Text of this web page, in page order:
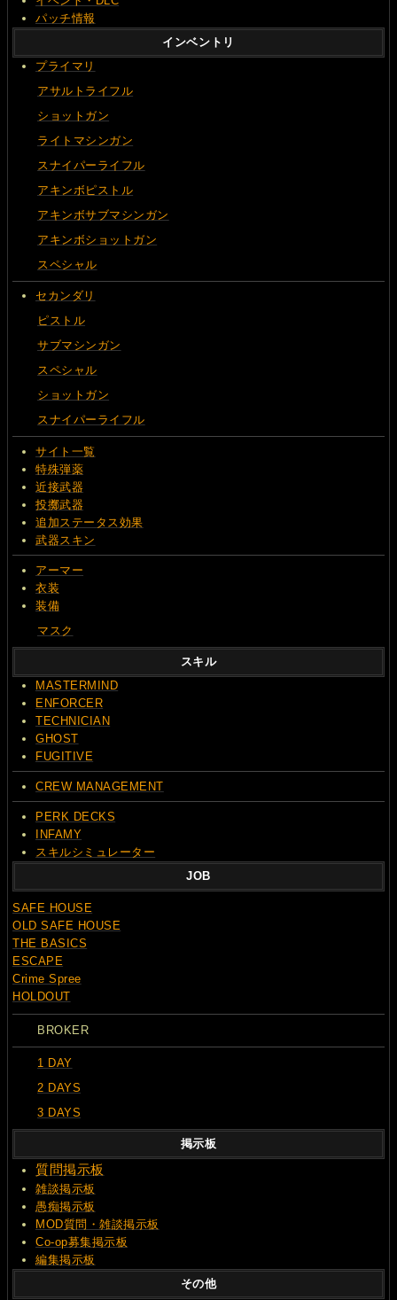
パッチ情報
インベントリ
プライマリ
アサルトライフル
ショットガン
ライトマシンガン
スナイパーライフル
アキンボピストル
アキンボサブマシンガン
アキンボショットガン
スペシャル
セカンダリ
ピストル
サブマシンガン
スペシャル
ショットガン
スナイパーライフル
サイト一覧
特殊弾薬
近接武器
投擲武器
追加ステータス効果
武器スキン
アーマー
衣装
装備
マスク
スキル
MASTERMIND
ENFORCER
TECHNICIAN
GHOST
FUGITIVE
CREW MANAGEMENT
PERK DECKS
INFAMY
スキルシミュレーター
JOB
SAFE HOUSE
OLD SAFE HOUSE
THE BASICS
ESCAPE
Crime Spree
HOLDOUT
BROKER
1 DAY
2 DAYS
3 DAYS
掲示板
質問掲示板
雑談掲示板
愚痴掲示板
MOD質問・雑談掲示板
Co-op募集掲示板
編集掲示板
その他